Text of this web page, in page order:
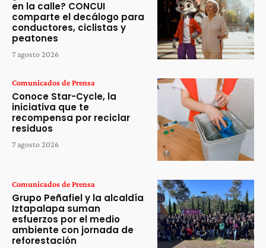
en la calle? CONCUI
comparte el decálogo para
conductores, ciclistas y
peatones
7 agosto 2026
Comunicados de Prensa
Conoce Star-Cycle, la
iniciativa que te
recompensa por reciclar
residuos
7 agosto 2026
Comunicados de Prensa
Grupo Peñafiel y la alcaldía
Iztapalapa suman
esfuerzos por el medio
ambiente con jornada de
reforestación